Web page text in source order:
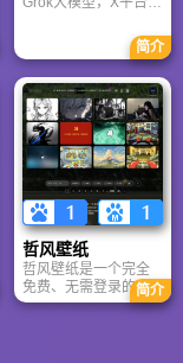
体协作的核心优势。
针对其中文能力、隐
私安全及幻觉问题等
高频疑问进行客观解
答，提供AI选型参
考。
简介
哲风壁纸
哲风壁纸是一个完全
免费、无需登录的高
清壁纸下载网站。提
简介